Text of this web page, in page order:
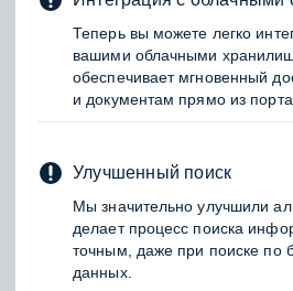
Теперь вы можете легко
вашими облачными
обеспечивает мгновенный
и документам прямо из
Улучшенный поиск
Мы значительно улучшили
делает процесс поиска
точным, даже при поиске по
данных.